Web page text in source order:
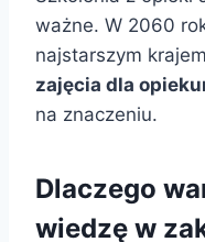
ważne. W 2060
najstarszym
zajęcia dla
na znaczeniu.
Dlaczego
wiedzę w